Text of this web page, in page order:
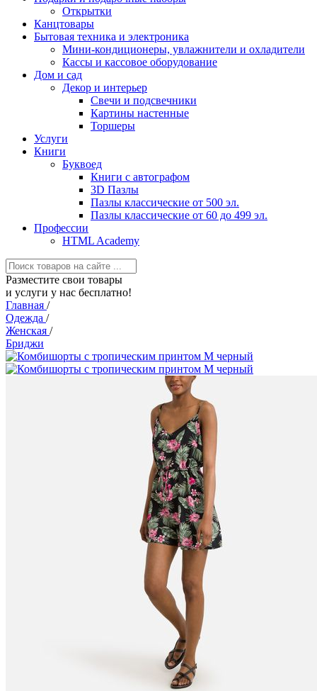
Открытки
Канцтовары
Бытовая техника и электроника
Мини-кондиционеры, увлажнители и охладители
Кассы и кассовое оборудование
Дом и сад
Декор и интерьер
Свечи и подсвечники
Картины настенные
Торшеры
Услуги
Книги
Буквоед
Книги с автографом
3D Пазлы
Пазлы классические от 500 эл.
Пазлы классические от 60 до 499 эл.
Профессии
HTML Academy
Разместите свои товары
и услуги у нас бесплатно!
Главная /
Одежда /
Женская /
Бриджи